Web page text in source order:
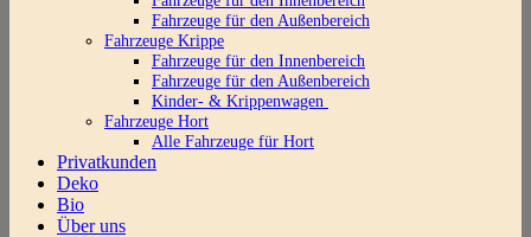
Fahrzeuge für den Außenbereich
Fahrzeuge Krippe
Fahrzeuge für den Innenbereich
Fahrzeuge für den Außenbereich
Kinder- & Krippenwagen
Fahrzeuge Hort
Alle Fahrzeuge für Hort
Privatkunden
Deko
Bio
Über uns